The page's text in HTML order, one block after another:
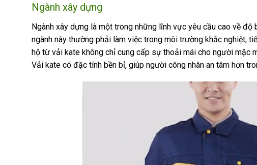
Ngành xây dựng
Ngành xây dựng là một trong những lĩnh vực yêu cầu cao về độ
ngành này thường phải làm việc trong môi trường khắc nghiệt,
hộ từ vải kate không chỉ cung cấp sự thoải mái cho người mặc
Vải kate có đặc tính bền bỉ, giúp người công nhân an tâm hơn